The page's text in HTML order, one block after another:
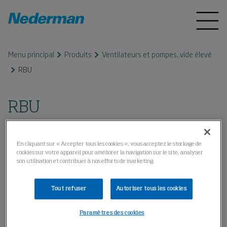
Menu principal Produits
Ventilateurs et pompes, vide élevé
RBU
RBU
En cliquant sur « Accepter tous les cookies », vous acceptez le stockage de
cookies sur votre appareil pour améliorer la navigation sur le site, analyser
son utilisation et contribuer à nos efforts de marketing.
Tout refuser Autoriser tous les cookies
Paramètres des cookies